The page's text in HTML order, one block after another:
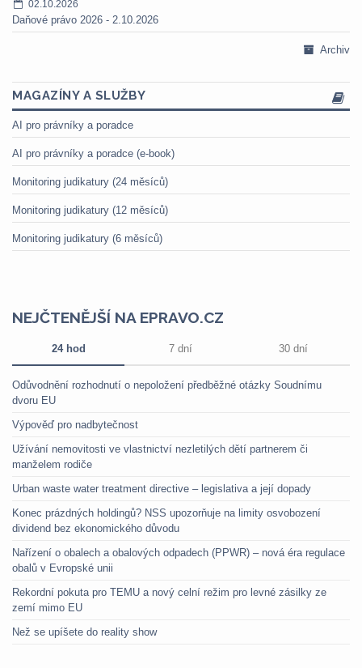
02.10.2026
Daňové právo 2026 - 2.10.2026
Archiv
MAGAZÍNY A SLUŽBY
AI pro právníky a poradce
AI pro právníky a poradce (e-book)
Monitoring judikatury (24 měsíců)
Monitoring judikatury (12 měsíců)
Monitoring judikatury (6 měsíců)
NEJČTENĚJŠÍ NA EPRAVO.CZ
24 hod 7 dní 30 dní
Odůvodnění rozhodnutí o nepoložení předběžné otázky Soudnímu
dvoru EU
Výpověď pro nadbytečnost
Užívání nemovitosti ve vlastnictví nezletilých dětí partnerem či
manželem rodiče
Urban waste water treatment directive – legislativa a její dopady
Konec prázdných holdingů? NSS upozorňuje na limity osvobození
dividend bez ekonomického důvodu
Nařízení o obalech a obalových odpadech (PPWR) – nová éra regulace
obalů v Evropské unii
Rekordní pokuta pro TEMU a nový celní režim pro levné zásilky ze
zemí mimo EU
Než se upíšete do reality show